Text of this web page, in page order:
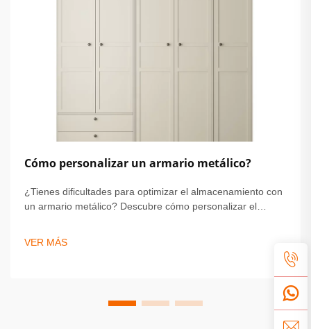
Cómo personalizar un armario metálico?
¿Tienes dificultades para optimizar el almacenamiento con
un armario metálico? Descubre cómo personalizar el
y estilo. Obtén consejos expertos sobre seguridad,
VER MÁS